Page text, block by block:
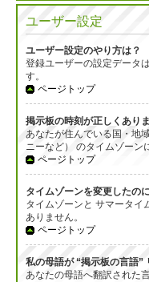
ユーザー設定
ユーザー設定のやり方は？
登録ユーザーの設定データ
す。
ページトップ
掲示板の時刻が正しくあり
あなたが住んでいる国・地
ニーなど） のタイムゾーン
ページトップ
タイムゾーンを変更したの
タイムゾーンと サマータイ
ありません。
ページトップ
私の母語が “掲示板の言語”
あなたの母語へ翻訳された